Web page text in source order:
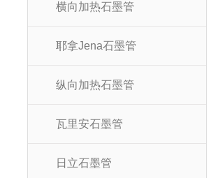
横向加热石墨管
耶拿Jena石墨管
纵向加热石墨管
瓦里安石墨管
日立石墨管